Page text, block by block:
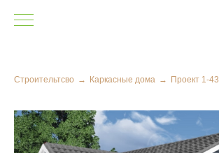
Строительтсво → Каркасные дома → Проект 1-43